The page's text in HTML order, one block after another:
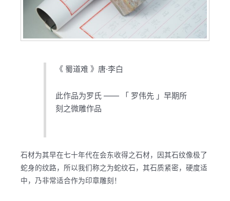
《 蜀道难 》唐·李白
此作品为罗氏 —— 「 罗伟先 」早期所
刻之微雕作品
石材为其早在七十年代在会东收得之石材，因其石纹像极了
蛇身的纹路，所以我们称之为蛇纹石，其石质紧密，硬度适
中，乃非常适合作为印章雕刻！